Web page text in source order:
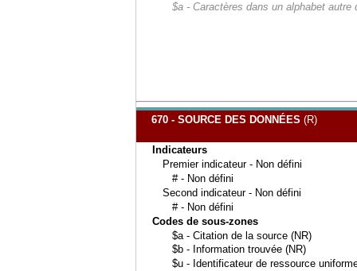
$a - Caractères dans un alphabet autre
670 - SOURCE DES DONNÉES (R)
Indicateurs
Premier indicateur - Non défini
# - Non défini
Second indicateur - Non défini
# - Non défini
Codes de sous-zones
$a - Citation de la source (NR)
$b - Information trouvée (NR)
$u - Identificateur de ressource